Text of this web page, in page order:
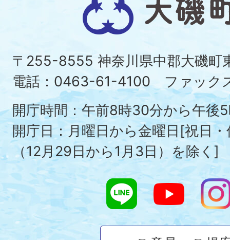
磯
町
〒255-8555 神奈川県中郡大磯
電話：0463-61-4100 ファック
開庁時間：午前8時30分から午後
開庁日：月曜日から金曜日[祝日
（12月29日から1月3日）を除く]